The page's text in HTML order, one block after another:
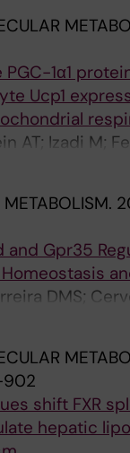
Pettersson-
KS; Lanner
PGC-1α1
Ucp1
AT; Izadi M;
JC;
M;
Palmertz
M;
JL
and Gpr35
DMS;
S;
M; Correia
V; Ueland
Brodin P;
902
shift FXR
hepatic